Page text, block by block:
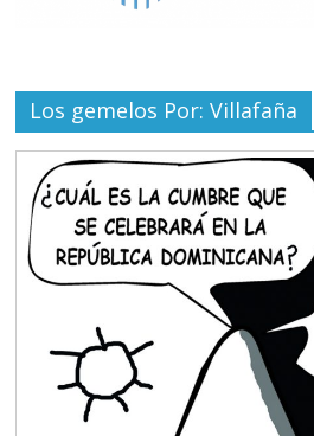
Los gemelos Por: Villafaña